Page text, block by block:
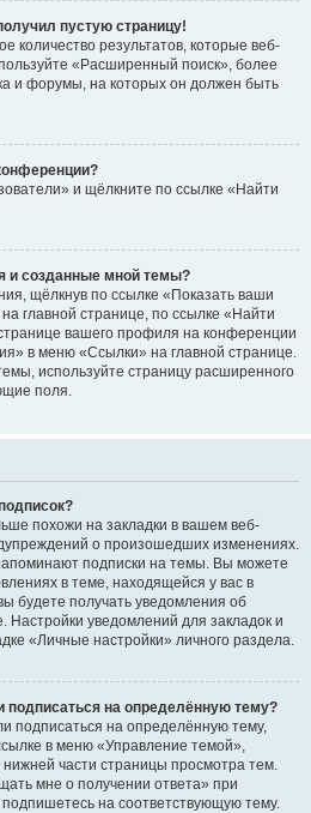
пустую страницу!
количество результатов, которые веб-
«Расширенный поиск», более
и форумы, на которых он должен быть
и щёлкните по ссылке «Найти
и созданные мной темы?
щёлкнув по ссылке «Показать ваши
главной странице, по ссылке «Найти
вашего профиля на конференции
в меню «Ссылки» на главной странице.
используйте страницу расширенного
поля.
похожи на закладки в вашем веб-
о произошедших изменениях.
подписки на темы. Вы можете
в теме, находящейся у вас в
будете получать уведомления об
уведомлений для закладок и
«Личные настройки» личного раздела.
подписаться на определённую тему?
подписаться на определённую тему,
в меню «Управление темой»,
нижней части страницы просмотра тем.
мне о получении ответа» при
на соответствующую тему.